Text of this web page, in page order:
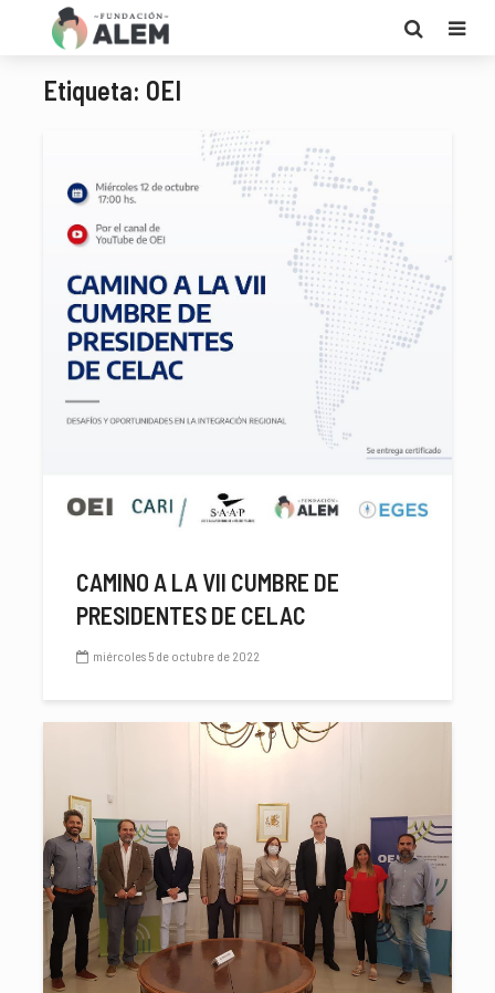
Etiqueta: OEI
CAMINO A LA VII CUMBRE DE
PRESIDENTES DE CELAC
miércoles 5 de octubre de 2022